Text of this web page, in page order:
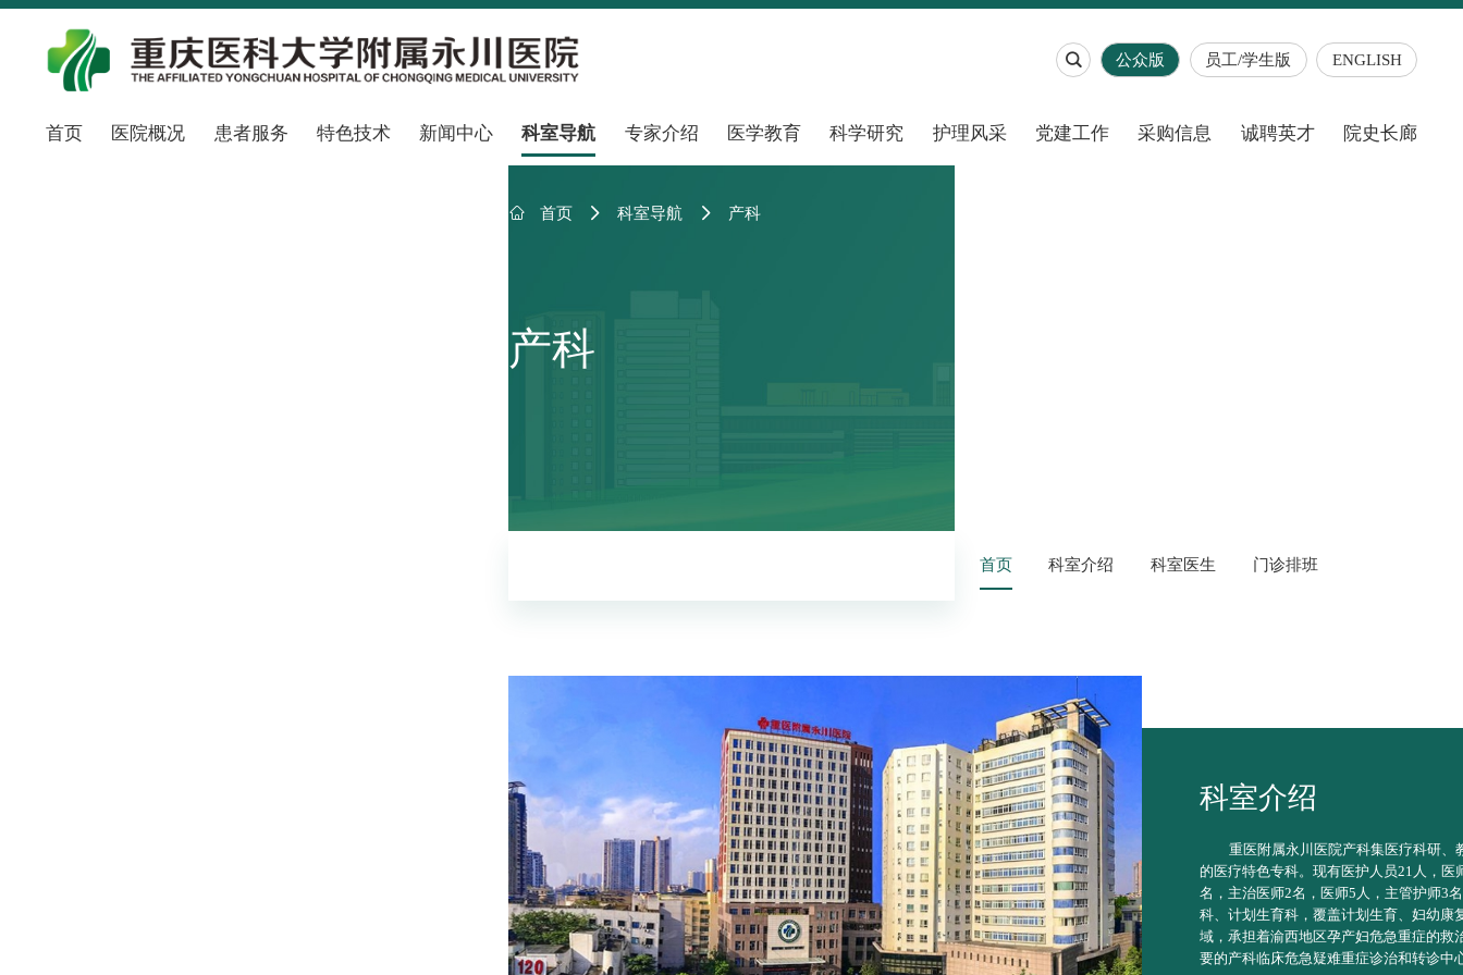
 公众版 员工/学生版 ENGLISH
首页 医院概况 患者服务 特色技术 新闻中心 科室导航 专家介绍 医学教育 科学研究 护理风采 党建工作 采购信息 诚聘英才 院史长廊
产科
 首页  科室导航  产科
首页 科室介绍 科室医生 门诊排班
科室介绍
重医附属永川医院产科集医疗科研
的医疗特色专科。现有医护人员21人，
名，主治医师2名，医师5人，主管护师3
科、计划生育科，覆盖计划生育、妇幼
域，承担着渝西地区孕产妇危急重症的
要的产科临床危急疑难重症诊治和转诊中